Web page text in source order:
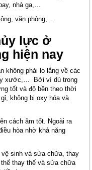
nhà ga,…
văn phòng,…
lực ở
hiện nay
không phải lo lắng về các
xước,… Bởi vì dù trong
tốt và độ bền theo thời
không bị oxy hóa và
cách âm tốt. Ngoài ra
hòa nhờ khả năng
vệ sinh và sửa chữa, thay
thay thế và sửa chữa